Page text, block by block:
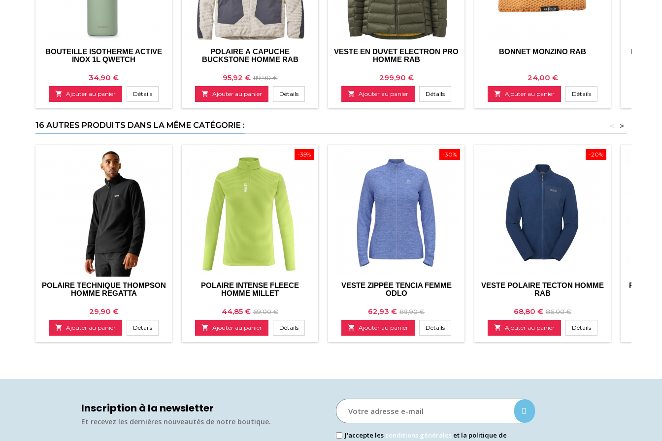
BOUTEILLE ISOTHERME ACTIVE
INOX 1L QWETCH
Prix
34,90 €
 Ajouter au panier Détails
POLAIRE À CAPUCHE
BUCKSTONE HOMME RAB
Prix
95,92 € Prix
de
base
119,90 €
 Ajouter au panier Détails
VESTE EN DUVET ELECTRON PRO
HOMME RAB
Prix
299,90 €
 Ajouter au panier Détails
BONNET MONZINO RAB
Prix
24,00 €
 Ajouter au panier Détails
16 AUTRES PRODUITS DANS LA MÊME CATÉGORIE : >
<
POLAIRE TECHNIQUE THOMPSON
HOMME REGATTA
Prix
29,90 €
 Ajouter au panier Détails
-35%
POLAIRE INTENSE FLEECE
HOMME MILLET
Prix
44,85 € Prix
de
base
69,00 €
 Ajouter au panier Détails
-30%
VESTE ZIPPÉE TENCIA FEMME
ODLO
Prix
62,93 € Prix
de
base
89,90 €
 Ajouter au panier Détails
-20%
VESTE POLAIRE TECTON HOMME
RAB
Prix
68,80 € Prix
de
base
86,00 €
 Ajouter au panier Détails
Inscription à la newsletter
Et recevez les dernières nouveautés de notre boutique.​
J'accepte les conditions générales et la politique de